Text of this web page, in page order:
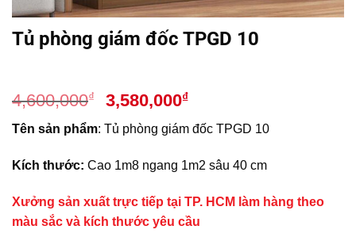
Tủ phòng giám đốc TPGD 10
4,600,000₫
Giá
gốc
là:
4,600,000₫.
3,580,000₫Giá
hiện
tại
là:
3,580,000₫.
Tên sản phẩm: Tủ phòng giám đốc TPGD 10
Kích thước: Cao 1m8 ngang 1m2 sâu 40 cm
Xưởng sản xuất trực tiếp tại TP. HCM làm hàng theo
màu sắc và kích thước yêu cầu